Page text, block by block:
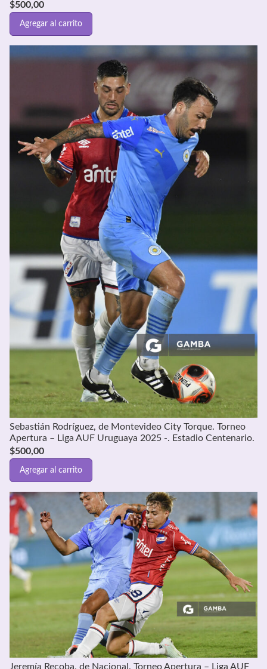
$500,00
Agregar al carrito
Sebastián Rodríguez, de Montevideo City Torque. Torneo
Apertura – Liga AUF Uruguaya 2025 -. Estadio Centenario.
$500,00
Agregar al carrito
Jeremía Recoba, de Nacional. Torneo Apertura – Liga AUF